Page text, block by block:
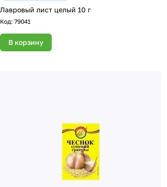
Лавровый лист целый 10 г
Код: 79041
В корзину